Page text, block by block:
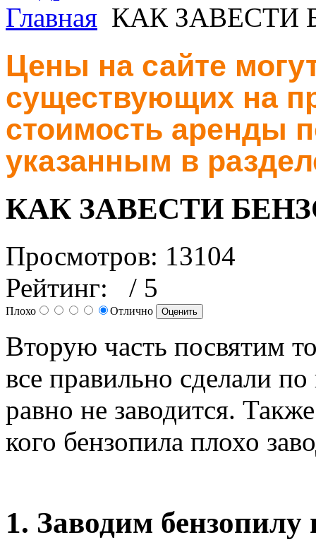
Главная КАК ЗАВЕСТИ
Цены на сайте
существующих на
стоимость аренды
указанным в
КАК ЗАВЕСТИ
Просмотров: 13104
Рейтинг:
/ 5
Плохо Отлично
Вторую часть посвятим
все правильно сделали
равно не заводится.
кого бензопила плохо
1. Заводим